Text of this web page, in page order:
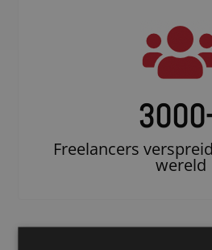
3000
Freelancers
wereld